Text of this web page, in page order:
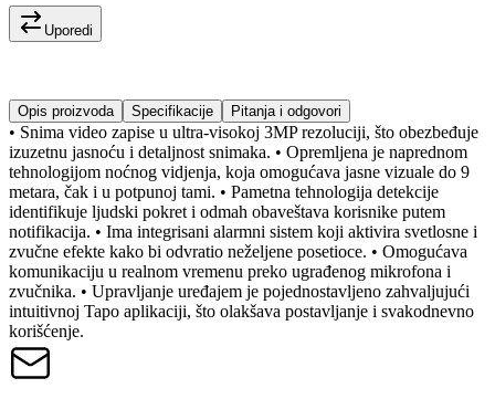
Uporedi
Opis proizvoda Specifikacije Pitanja i odgovori
• Snima video zapise u ultra-visokoj 3MP rezoluciji, što obezbeđuje
izuzetnu jasnoću i detaljnost snimaka. • Opremljena je naprednom
tehnologijom noćnog vidjenja, koja omogućava jasne vizuale do 9
metara, čak i u potpunoj tami. • Pametna tehnologija detekcije
identifikuje ljudski pokret i odmah obaveštava korisnike putem
notifikacija. • Ima integrisani alarmni sistem koji aktivira svetlosne i
zvučne efekte kako bi odvratio neželjene posetioce. • Omogućava
komunikaciju u realnom vremenu preko ugrađenog mikrofona i
zvučnika. • Upravljanje uređajem je pojednostavljeno zahvaljujući
intuitivnoj Tapo aplikaciji, što olakšava postavljanje i svakodnevno
korišćenje.